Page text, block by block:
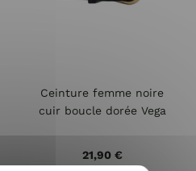
Ceinture femme noire
cuir boucle dorée Vega
21,90 €